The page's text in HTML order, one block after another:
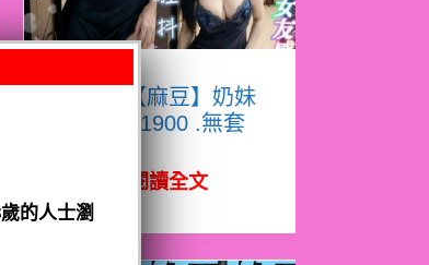
限熟客【麻豆】奶妹
馬來$1900 .無套
閱讀全文
的人士瀏